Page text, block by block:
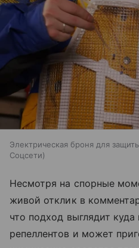
Электрическая броня для
Соцсети
Несмотря на спорные
живой отклик в
что подход выглядит
репеллентов и может